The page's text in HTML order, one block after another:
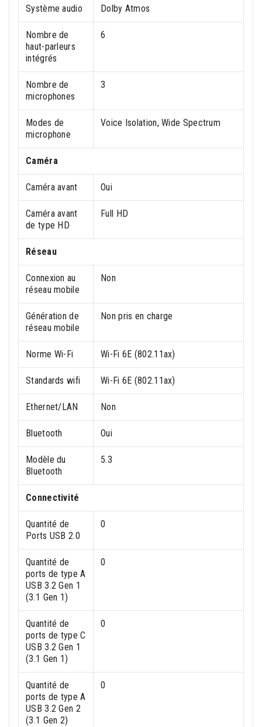
Système audio Dolby Atmos
Nombre de
haut-parleurs
intégrés
6
Nombre de
microphones
3
Modes de
microphone
Voice Isolation, Wide Spectrum
Caméra
Caméra avant Oui
Caméra avant
de type HD
Full HD
Réseau
Connexion au
réseau mobile
Non
Génération de
réseau mobile
Non pris en charge
Norme Wi-Fi Wi-Fi 6E (802.11ax)
Standards wifi Wi-Fi 6E (802.11ax)
Ethernet/LAN Non
Bluetooth Oui
Modèle du
Bluetooth
5.3
Connectivité
Quantité de
Ports USB 2.0
0
Quantité de
ports de type A
USB 3.2 Gen 1
(3.1 Gen 1)
0
Quantité de
ports de type C
USB 3.2 Gen 1
(3.1 Gen 1)
0
Quantité de
ports de type A
USB 3.2 Gen 2
(3.1 Gen 2)
0